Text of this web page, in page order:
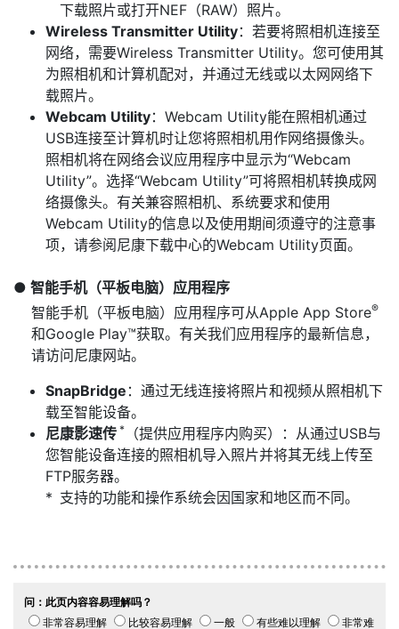
下载照片或打开NEF（RAW）照片。
Wireless Transmitter Utility：若要将照相机连接至
网络，需要Wireless Transmitter Utility。您可使用其
为照相机和计算机配对，并通过无线或以太网网络下
载照片。
Webcam Utility：Webcam Utility能在照相机通过
USB连接至计算机时让您将照相机用作网络摄像头。
照相机将在网络会议应用程序中显示为“Webcam
Utility”。选择“Webcam Utility”可将照相机转换成网
络摄像头。有关兼容照相机、系统要求和使用
Webcam Utility的信息以及使用期间须遵守的注意事
项，请参阅尼康下载中心的Webcam Utility页面。
智能手机（平板电脑）应用程序
智能手机（平板电脑）应用程序可从Apple App Store®
和Google Play™获取。有关我们应用程序的最新信息，
请访问尼康网站。
SnapBridge ：通过无线连接将照片和视频从照相机下
载至智能设备。
尼康影速传 *
（提供应用程序内购买）：从通过USB与
您智能设备连接的照相机导入照片并将其无线上传至
FTP服务器。
支持的功能和操作系统会因国家和地区而不同。